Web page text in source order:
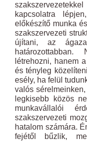
kapcsolatra
előkészítő munka
szakszervezeti
újítani, az
létrehozni, hanem
és tényleg
esély, ha felül
valós
legkisebb közös
munkavállalói
szakszervezeti
hatalom számára.
fejétől bűzlik,